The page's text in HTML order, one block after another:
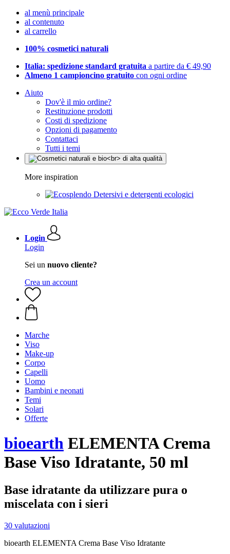
al menù principale
al contenuto
al carrello
100% cosmetici naturali
Italia: spedizione standard gratuita a partire da € 49,90
Almeno 1 campioncino gratuito con ogni ordine
Aiuto
Dov'è il mio ordine?
Restituzione prodotti
Costi di spedizione
Opzioni di pagamento
Contattaci
Tutti i temi
More inspiration
Detersivi e detergenti ecologici
Login
Login
Sei un nuovo cliente?
Crea un account
Marche
Viso
Make-up
Corpo
Capelli
Uomo
Bambini e neonati
Temi
Solari
Offerte
bioearth ELEMENTA Crema
Base Viso Idratante, 50 ml
Base idratante da utilizzare pura o
miscelata con i sieri
30 valutazioni
bioearth ELEMENTA Crema Base Viso Idratante